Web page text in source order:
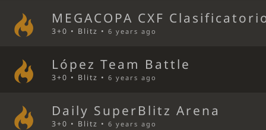
MEGACOPA CXF
3+0 • Blitz •6 years ago
López Team Battle
3+0 • Blitz •6 years ago
Daily SuperBlitz Arena
3+0 • Blitz •6 years ago